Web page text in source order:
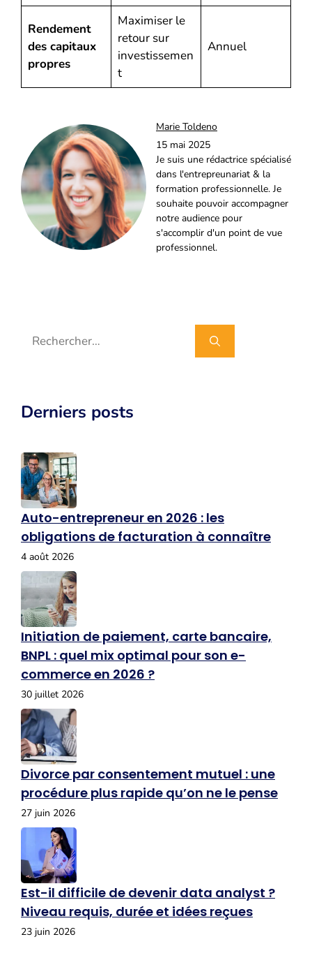
Rendement
des capitaux
propres
Maximiser le
retour sur
investissemen
t
Annuel
Marie Toldeno
15 mai 2025
Je suis une rédactrice spécialisé
dans l'entrepreunariat & la
formation professionnelle. Je
souhaite pouvoir accompagner
notre audience pour
s'accomplir d'un point de vue
professionnel.
Rechercher :
Derniers posts
Auto-entrepreneur en 2026 : les
obligations de facturation à connaître
4 août 2026
Initiation de paiement, carte bancaire,
BNPL : quel mix optimal pour son e-
commerce en 2026 ?
30 juillet 2026
Divorce par consentement mutuel : une
procédure plus rapide qu’on ne le pense
27 juin 2026
Est-il difficile de devenir data analyst ?
Niveau requis, durée et idées reçues
23 juin 2026